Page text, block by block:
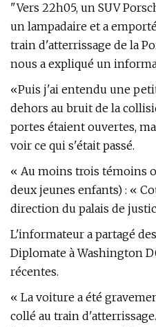
"Vers 22h05, un SUV
un lampadaire et a
train d'atterrissage de la
nous a expliqué un
«Puis j'ai entendu une
dehors au bruit de la
portes étaient ouvertes,
voir ce qui s'était passé.
« Au moins trois témoins
deux jeunes enfants) : «
direction du palais de
L'informateur a partagé
Diplomate à Washington
récentes.
« La voiture a été
collé au train